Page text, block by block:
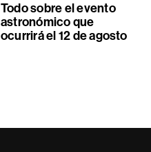
Todo sobre el evento
astronómico que
ocurrirá el 12 de agosto